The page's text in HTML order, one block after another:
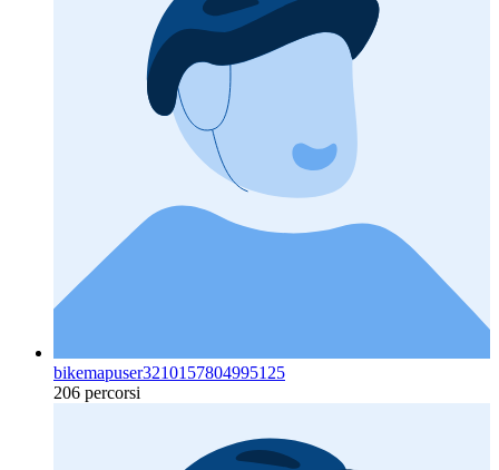
bikemapuser3210157804995125
206 percorsi